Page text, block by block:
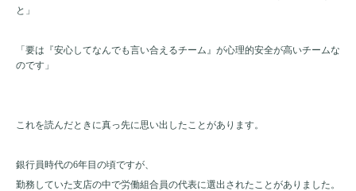
と」
「要は『安心してなんでも言い合えるチーム』が心理的安全が高いチームな
のです」
これを読んだときに真っ先に思い出したことがあります。
銀行員時代の6年目の頃ですが、
勤務していた支店の中で労働組合員の代表に選出されたことがありました。